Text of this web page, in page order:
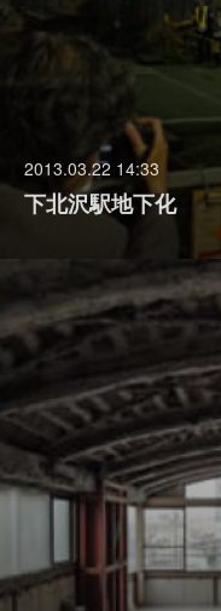
2013.03.22 14:33
下北沢駅地下化